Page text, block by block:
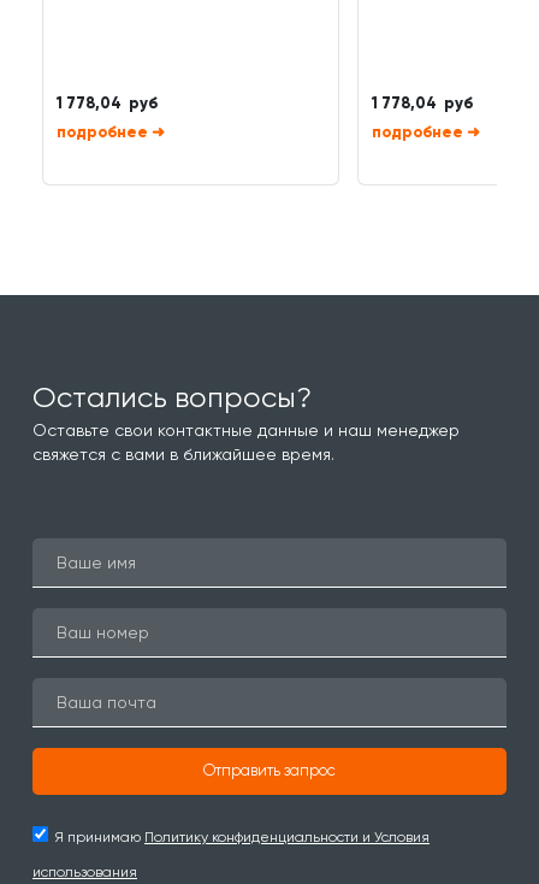
1 778,04 руб
➜
1 778,04 руб
➜
Остались вопросы?
Оставьте свои контактные данные и наш менеджер
свяжется с вами в ближайшее время.
Отправить запрос
Я принимаю Политику конфиденциальности и Условия
использования